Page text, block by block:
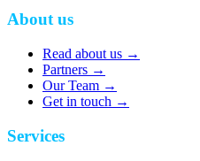
About us
Read about us →
Partners →
Our Team →
Get in touch →
Services